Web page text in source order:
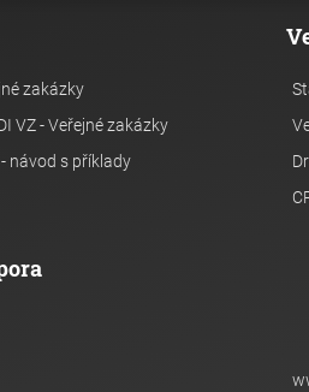
zakázky
VZ - Veřejné zakázky
návod s příklady